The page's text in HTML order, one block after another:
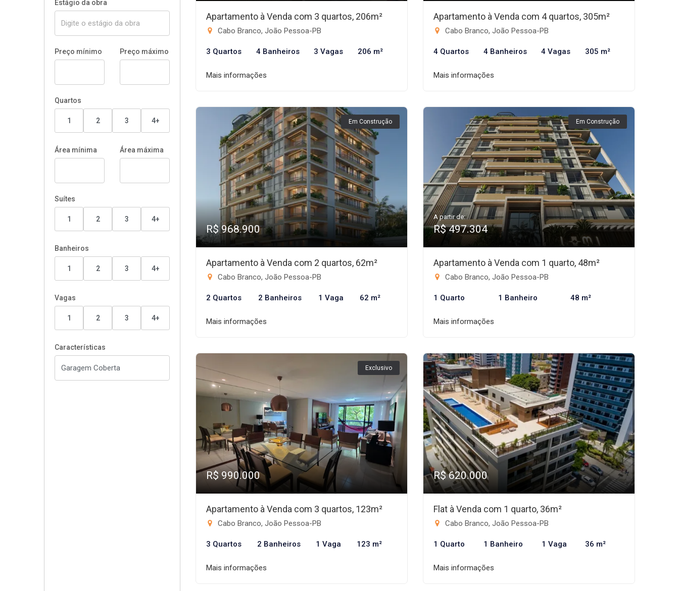
Estágio da obra
Preço mínimo Preço máximo
Quartos
1 2 3 4+
Área mínima Área máxima
Suítes
1 2 3 4+
Banheiros
1 2 3 4+
Vagas
1 2 3 4+
Características
Apartamento à Venda com 3 quartos, 206m²
Cabo Branco, João Pessoa-PB
3 Quartos 4 Banheiros 3 Vagas 206 m²
Mais informações
Apartamento à Venda com 4 quartos, 305m²
Cabo Branco, João Pessoa-PB
4 Quartos 4 Banheiros 4 Vagas 305 m²
Mais informações
Em Construção
R$ 968.900
Apartamento à Venda com 2 quartos, 62m²
Cabo Branco, João Pessoa-PB
2 Quartos 2 Banheiros 1 Vaga 62 m²
Mais informações
Em Construção
A partir de:
R$ 497.304
Apartamento à Venda com 1 quarto, 48m²
Cabo Branco, João Pessoa-PB
1 Quarto 1 Banheiro 48 m²
Mais informações
Exclusivo
R$ 990.000
Apartamento à Venda com 3 quartos, 123m²
Cabo Branco, João Pessoa-PB
3 Quartos 2 Banheiros 1 Vaga 123 m²
Mais informações
R$ 620.000
Flat à Venda com 1 quarto, 36m²
Cabo Branco, João Pessoa-PB
1 Quarto 1 Banheiro 1 Vaga 36 m²
Mais informações